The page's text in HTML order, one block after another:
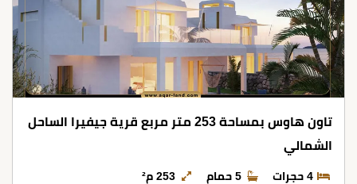
تاون هاوس بمساحة 253 متر مربع قرية جيفيرا الساحل
الشمالي
4 حجرات 5 حمام 253 م²